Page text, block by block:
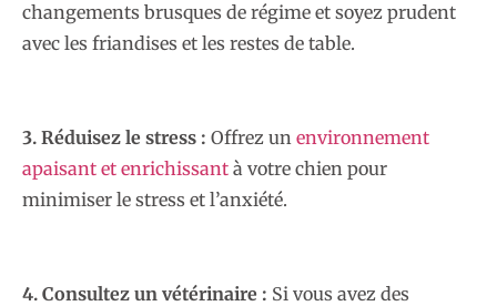
changements brusques de régime et soyez prudent
avec les friandises et les restes de table.
3. Réduisez le stress : Offrez un environnement
apaisant et enrichissant à votre chien pour
minimiser le stress et l’anxiété.
4. Consultez un vétérinaire : Si vous avez des